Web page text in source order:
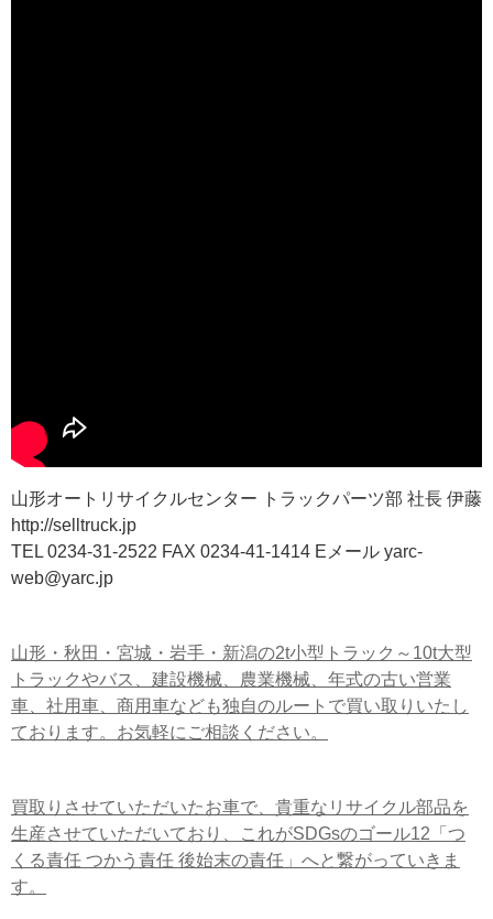
山形オートリサイクルセンター トラックパーツ部 社長 伊藤
http://selltruck.jp
TEL 0234-31-2522 FAX 0234-41-1414 Eメール yarc-
web@yarc.jp
山形・秋田・宮城・岩手・新潟の2t小型トラック～10t大型
トラックやバス、建設機械、農業機械、年式の古い営業
車、社用車、商用車なども独自のルートで買い取りいたし
ております。お気軽にご相談ください。
買取りさせていただいたお車で、貴重なリサイクル部品を
生産させていただいており、これがSDGsのゴール12「つ
くる責任 つかう責任 後始末の責任」へと繋がっていきま
す。